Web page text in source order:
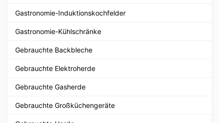
Gastronomie-Induktionskochfelder
Gastronomie-Kühlschränke
Gebrauchte Backbleche
Gebrauchte Elektroherde
Gebrauchte Gasherde
Gebrauchte Großküchengeräte